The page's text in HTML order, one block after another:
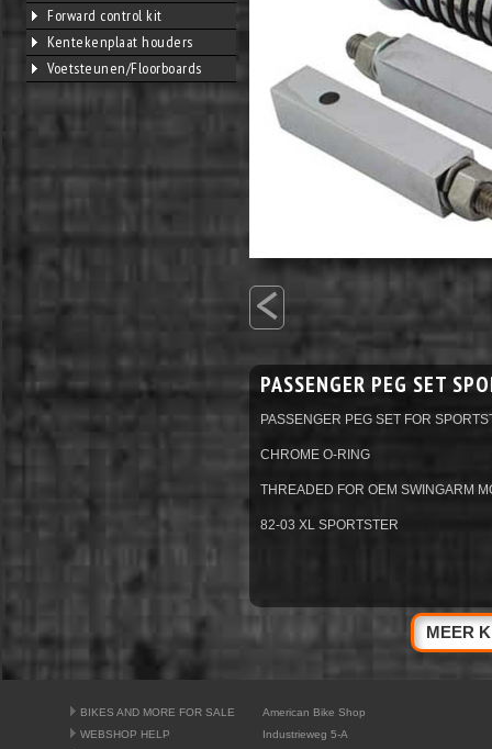
Forward control kit
Kentekenplaat houders
Voetsteunen/Floorboards
<
PASSENGER PEG SET
PASSENGER PEG SET FOR
CHROME O-RING
THREADED FOR OEM SWINGARM
82-03 XL SPORTSTER
MEER
BIKES AND MORE FOR SALE
WEBSHOP HELP
American Bike Shop
Industrieweg 5-A